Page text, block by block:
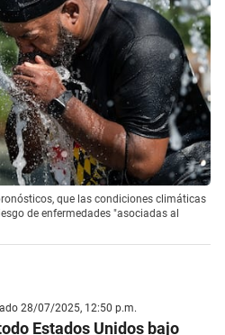
que las condiciones climáticas
de enfermedades "asociadas al
28/07/2025, 12:50 p.m.
Estados Unidos bajo